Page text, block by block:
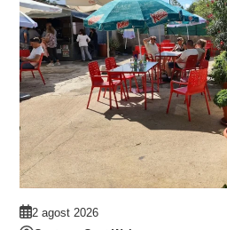
2 agost 2026